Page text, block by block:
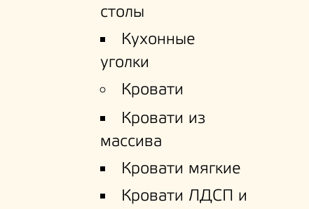
столы
Кухонные
уголки
Кровати
Кровати из
массива
Кровати мягкие
Кровати ЛДСП и